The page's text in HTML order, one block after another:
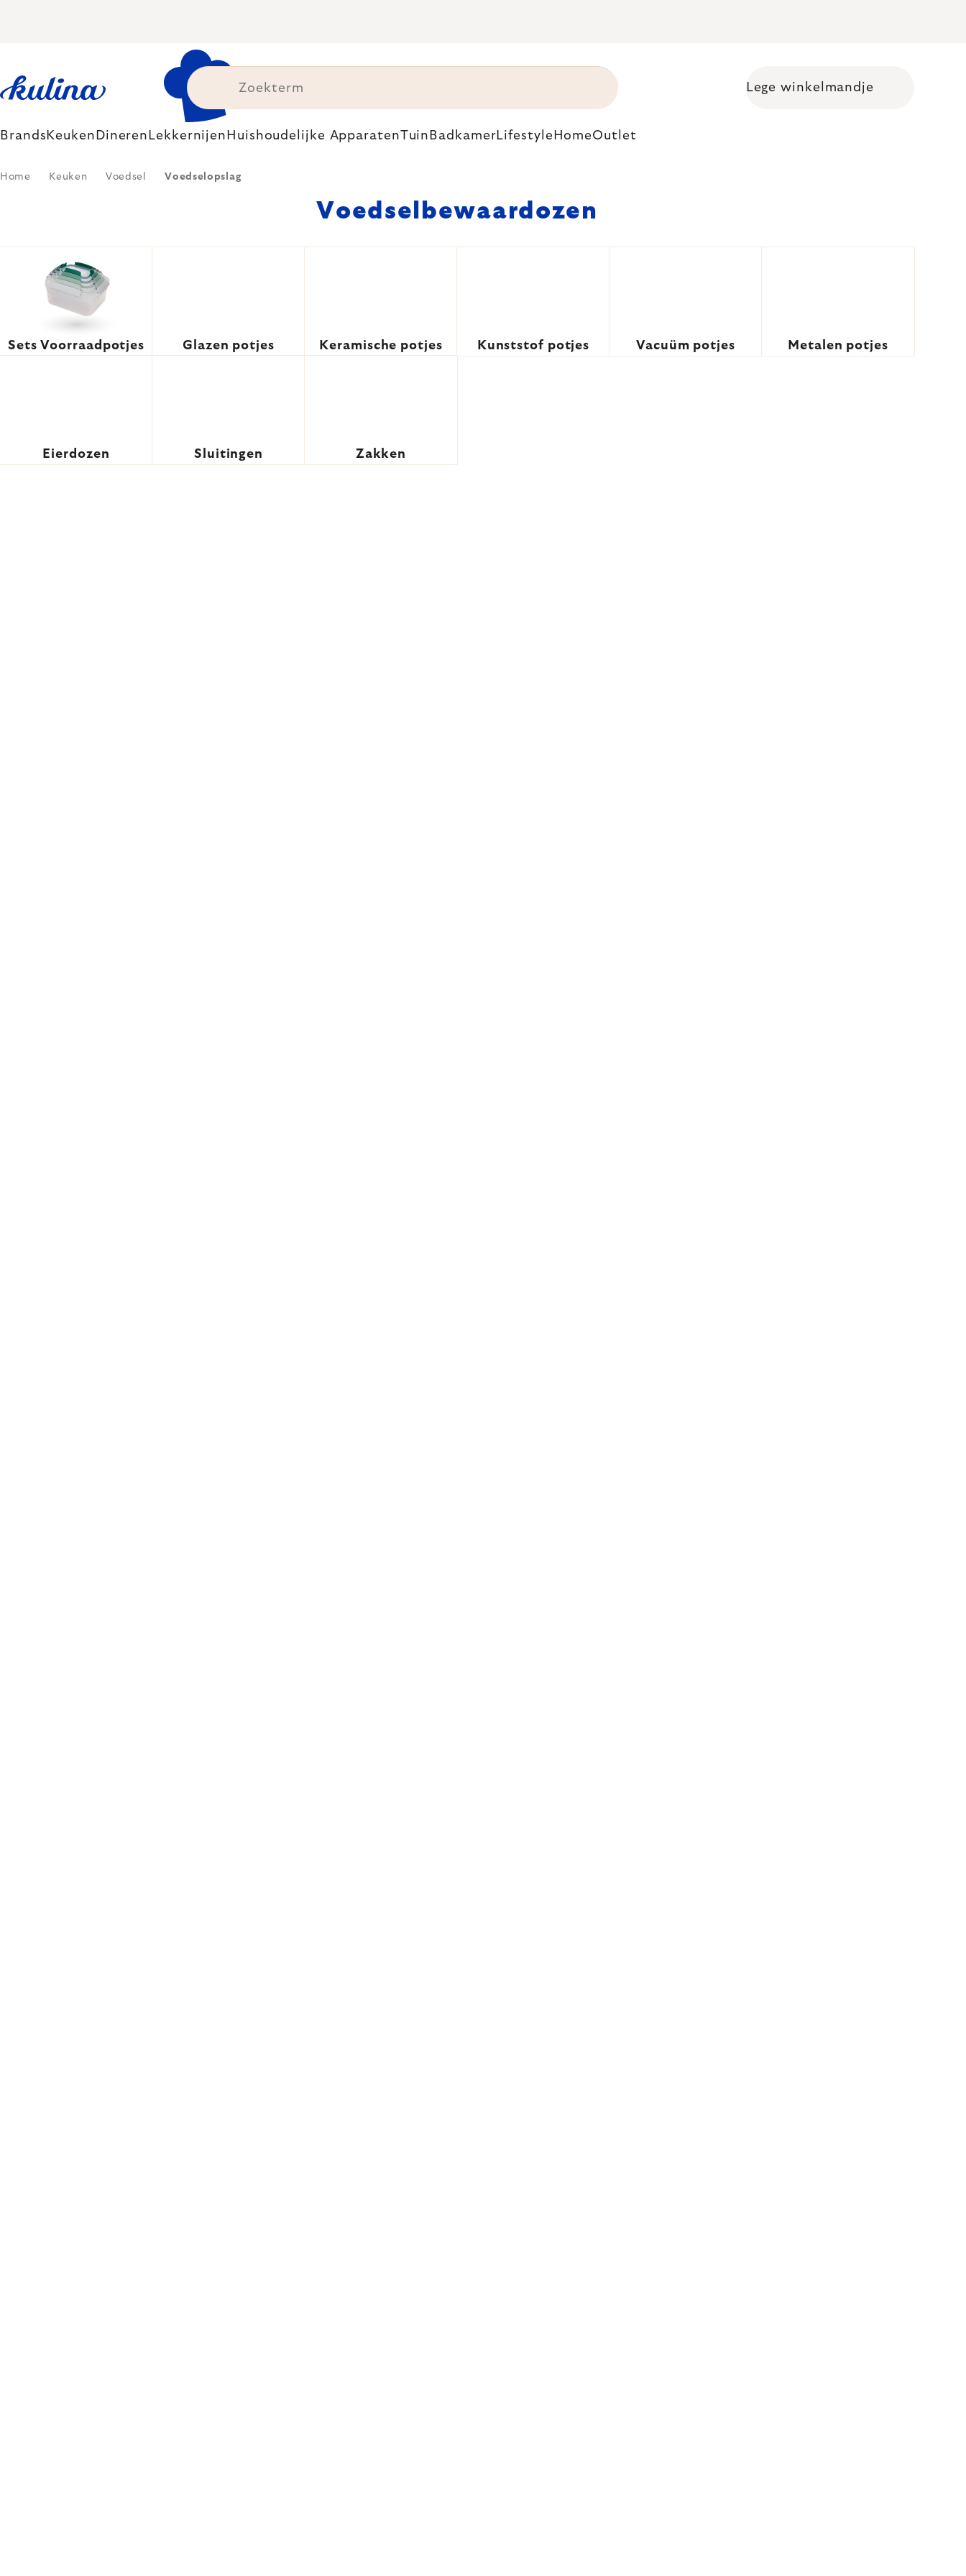
Shopping cart
Lege winkelmandje
Brands Keuken Dineren Lekkernijen Huishoudelijke ApparatenTuin BadkamerLifestyle HomeOutlet
Home Keuken Voedsel Voedselopslag
Voedselbewaardozen
Sets Voorraadpotjes Glazen potjes Keramische potjes Kunststof potjes Vacuüm potjes Metalen potjes
Eierdozen Sluitingen Zakken